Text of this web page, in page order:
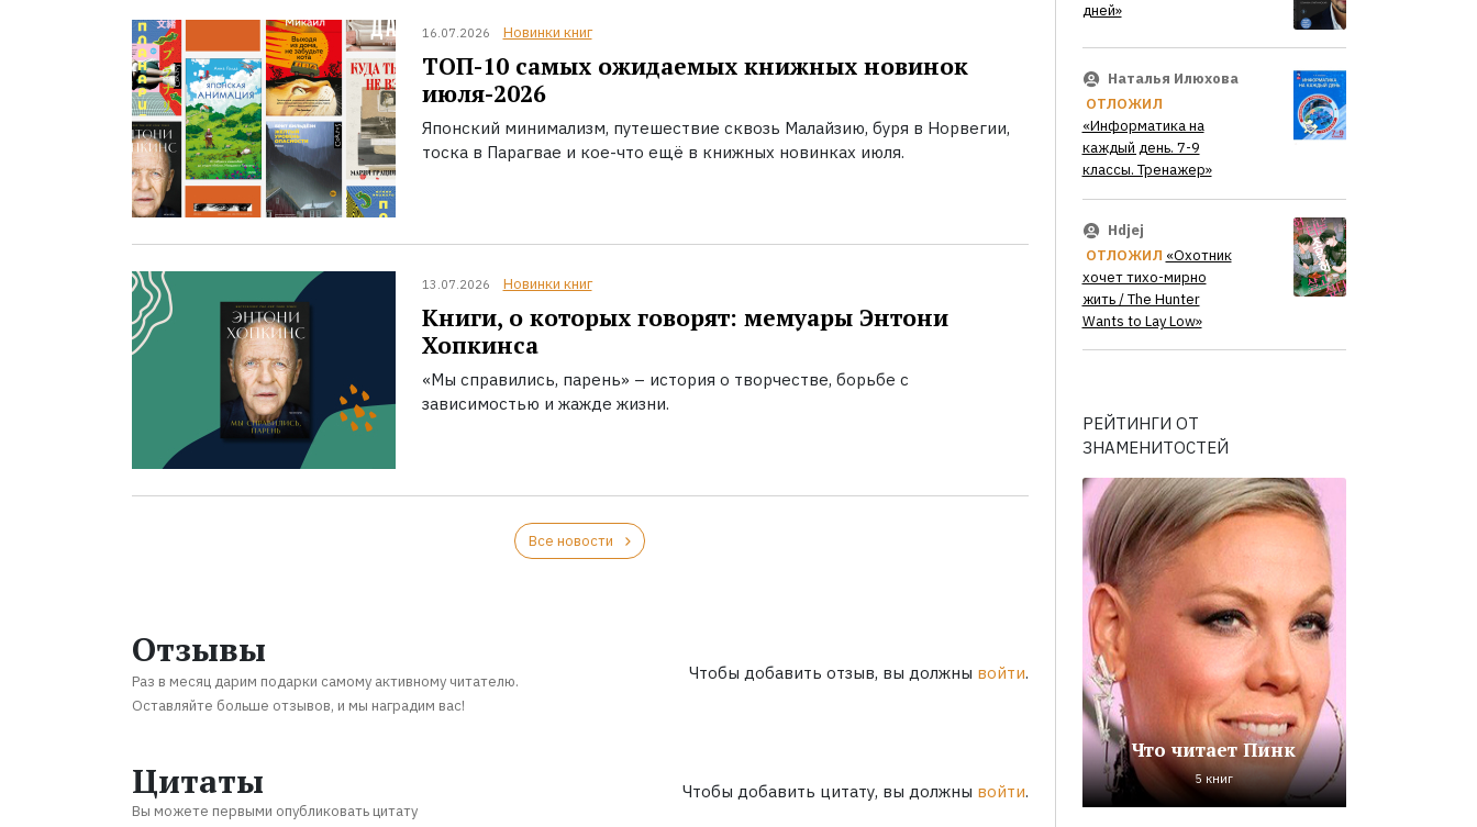
16.07.2026 Новинки книг
ТОП-10 самых ожидаемых книжных новинок
июля-2026
Японский минимализм, путешествие сквозь Малайзию, буря в Норвегии,
тоска в Парагвае и кое-что ещё в книжных новинках июля.
13.07.2026 Новинки книг
Книги, о которых говорят: мемуары Энтони
Хопкинса
«Мы справились, парень» – история о творчестве, борьбе с
зависимостью и жажде жизни.
Все новости
Отзывы
Раз в месяц дарим подарки самому активному читателю.
Оставляйте больше отзывов, и мы наградим вас!
Чтобы добавить отзыв, вы должны войти.
Цитаты
Вы можете первыми опубликовать цитату
Чтобы добавить цитату, вы должны войти.
дней»
Наталья Илюхова
ОТЛОЖИЛ
«Информатика на
каждый день. 7-9
классы. Тренажер»
Hdjej
ОТЛОЖИЛ «Охотник
хочет тихо-мирно
жить / The Hunter
Wants to Lay Low»
РЕЙТИНГИ ОТ
ЗНАМЕНИТОСТЕЙ
Что читает Пинк
5 книг